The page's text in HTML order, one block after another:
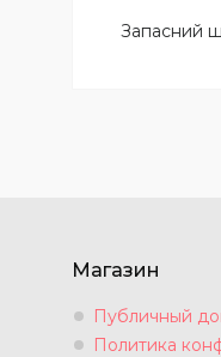
Запасний
Магазин
Публичный
Политика